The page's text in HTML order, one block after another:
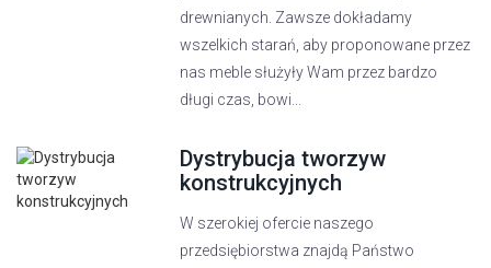
drewnianych. Zawsze dokładamy
wszelkich starań, aby proponowane przez
nas meble służyły Wam przez bardzo
długi czas, bowi...
Dystrybucja tworzyw
konstrukcyjnych
W szerokiej ofercie naszego
przedsiębiorstwa znajdą Państwo